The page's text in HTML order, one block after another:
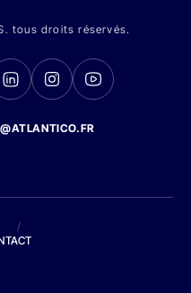
tous droits réservés.
/